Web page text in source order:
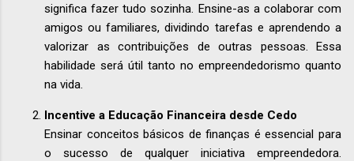
significa fazer tudo sozinha. Ensine-as a colaborar com
amigos ou familiares, dividindo tarefas e aprendendo a
valorizar as contribuições de outras pessoas. Essa
habilidade será útil tanto no empreendedorismo quanto
na vida.
Incentive a Educação Financeira desde Cedo
Ensinar conceitos básicos de finanças é essencial para
o sucesso de qualquer iniciativa empreendedora.